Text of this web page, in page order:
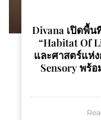
Divana เปิดพื้น
“Habitat Of
และศาสตร์แห่
Sensory พร้